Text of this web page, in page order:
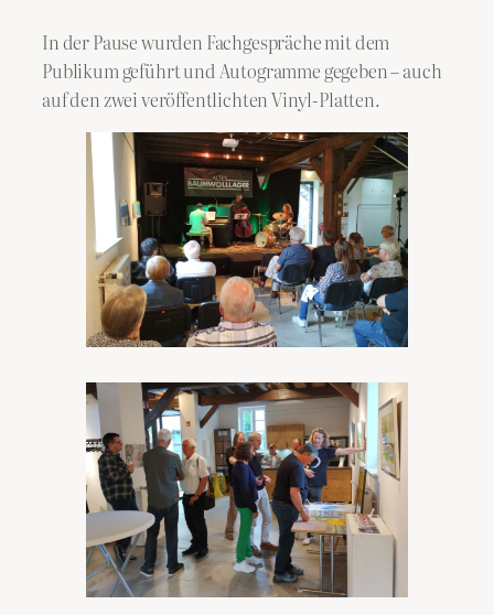
In der Pause wurden Fachgespräche mit dem
Publikum geführt und Autogramme gegeben – auch
auf den zwei veröffentlichten Vinyl-Platten.